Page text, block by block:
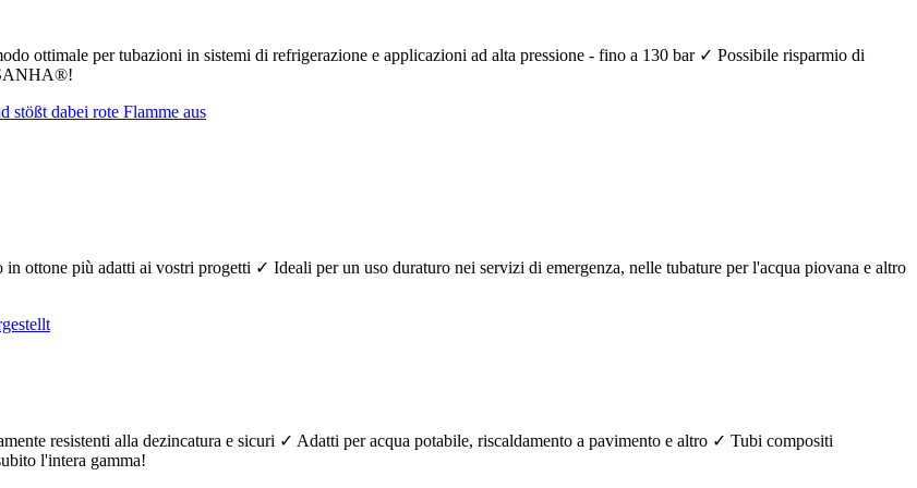
ottimale per tubazioni in sistemi di refrigerazione e applicazioni ad alta pressione - fino a 130 bar ✓ Possibile risparmio di
ottone più adatti ai vostri progetti ✓ Ideali per un uso duraturo nei servizi di emergenza, nelle tubature per l'acqua piovana e altro
resistenti alla dezincatura e sicuri ✓ Adatti per acqua potabile, riscaldamento a pavimento e altro ✓ Tubi compositi
l'intera gamma!